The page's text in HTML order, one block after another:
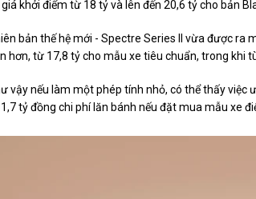
khởi điểm từ 18 tỷ và lên đến 20,6 tỷ cho bản
bản thế hệ mới - Spectre Series II vừa được ra
hơn, từ 17,8 tỷ cho mẫu xe tiêu chuẩn, trong khi
vậy nếu làm một phép tính nhỏ, có thể thấy việc
1,7 tỷ đồng chi phí lăn bánh nếu đặt mua mẫu xe